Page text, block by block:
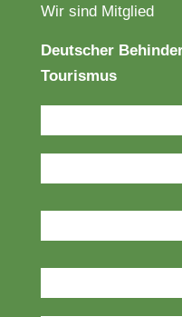
Wir sind Mitglied
Deutscher
Tourismus